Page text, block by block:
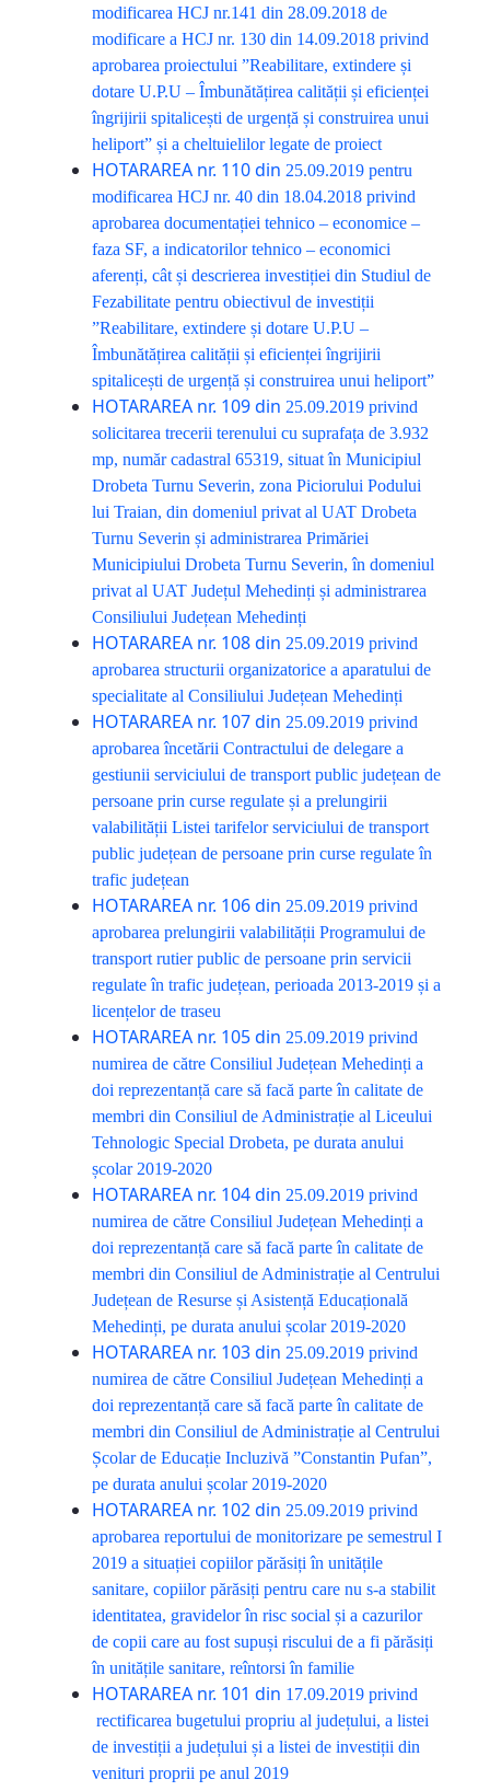
modificarea HCJ nr.141 din 28.09.2018 de
modificare a HCJ nr. 130 din 14.09.2018 privind
aprobarea proiectului ”Reabilitare, extindere și
dotare U.P.U – Îmbunătățirea calității și eficienței
îngrijirii spitalicești de urgență și construirea unui
heliport” și a cheltuielilor legate de proiect
HOTARAREA nr. 110 din 25.09.2019 pentru
modificarea HCJ nr. 40 din 18.04.2018 privind
aprobarea documentației tehnico – economice –
faza SF, a indicatorilor tehnico – economici
aferenți, cât și descrierea investiției din Studiul de
Fezabilitate pentru obiectivul de investiții
”Reabilitare, extindere și dotare U.P.U –
Îmbunătățirea calității și eficienței îngrijirii
spitalicești de urgență și construirea unui heliport”
HOTARAREA nr. 109 din 25.09.2019 privind
solicitarea trecerii terenului cu suprafața de 3.932
mp, număr cadastral 65319, situat în Municipiul
Drobeta Turnu Severin, zona Piciorului Podului
lui Traian, din domeniul privat al UAT Drobeta
Turnu Severin și administrarea Primăriei
Municipiului Drobeta Turnu Severin, în domeniul
privat al UAT Județul Mehedinți și administrarea
Consiliului Județean Mehedinți
HOTARAREA nr. 108 din 25.09.2019 privind
aprobarea structurii organizatorice a aparatului de
specialitate al Consiliului Județean Mehedinți
HOTARAREA nr. 107 din 25.09.2019 privind
aprobarea încetării Contractului de delegare a
gestiunii serviciului de transport public județean de
persoane prin curse regulate și a prelungirii
valabilității Listei tarifelor serviciului de transport
public județean de persoane prin curse regulate în
trafic județean
HOTARAREA nr. 106 din 25.09.2019 privind
aprobarea prelungirii valabilității Programului de
transport rutier public de persoane prin servicii
regulate în trafic județean, perioada 2013-2019 și a
licențelor de traseu
HOTARAREA nr. 105 din 25.09.2019 privind
numirea de către Consiliul Județean Mehedinți a
doi reprezentanță care să facă parte în calitate de
membri din Consiliul de Administrație al Liceului
Tehnologic Special Drobeta, pe durata anului
școlar 2019-2020
HOTARAREA nr. 104 din 25.09.2019 privind
numirea de către Consiliul Județean Mehedinți a
doi reprezentanță care să facă parte în calitate de
membri din Consiliul de Administrație al Centrului
Județean de Resurse și Asistență Educațională
Mehedinți, pe durata anului școlar 2019-2020
HOTARAREA nr. 103 din 25.09.2019 privind
numirea de către Consiliul Județean Mehedinți a
doi reprezentanță care să facă parte în calitate de
membri din Consiliul de Administrație al Centrului
Școlar de Educație Incluzivă ”Constantin Pufan”,
pe durata anului școlar 2019-2020
HOTARAREA nr. 102 din 25.09.2019 privind
aprobarea reportului de monitorizare pe semestrul I
2019 a situației copiilor părăsiți în unitățile
sanitare, copiilor părăsiți pentru care nu s-a stabilit
identitatea, gravidelor în risc social și a cazurilor
de copii care au fost supuși riscului de a fi părăsiți
în unitățile sanitare, reîntorsi în familie
HOTARAREA nr. 101 din 17.09.2019 privind
rectificarea bugetului propriu al județului, a listei
de investiții a județului și a listei de investiții din
venituri proprii pe anul 2019